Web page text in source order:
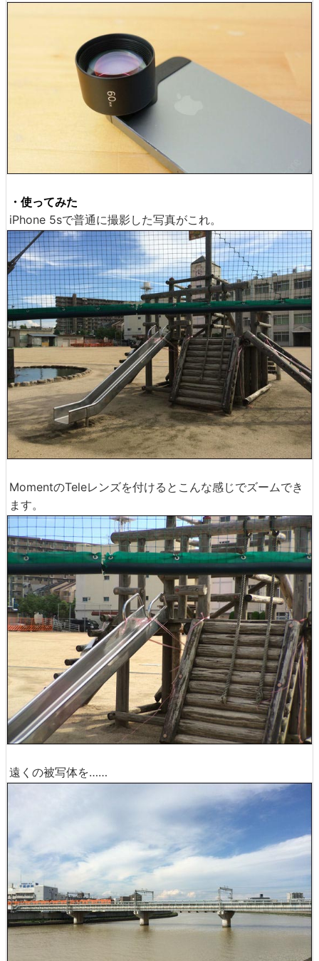
・使ってみた
iPhone 5sで普通に撮影した写真がこれ。
MomentのTeleレンズを付けるとこんな感じでズームでき
ます。
遠くの被写体を……